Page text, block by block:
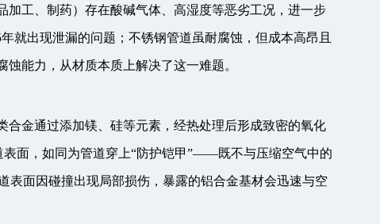
加工、制药）存在酸碱气体、高湿度等恶劣工况，进一步
就出现泄漏的问题；不锈钢管道虽耐腐蚀，但成本高昂且
能力，从材质本质上解决了这一难题。
合金通过添加镁、硅等元素，经热处理后形成致密的氧化
面，如同为管道穿上“防护铠甲”——既不与压缩空气中的
表面因碰撞出现局部损伤，暴露的铝合金基材会迅速与空